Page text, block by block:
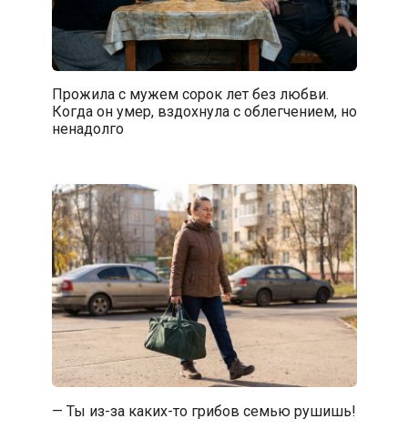
Прожила с мужем сорок лет без любви.
Когда он умер, вздохнула с облегчением, но
ненадолго
— Ты из-за каких-то грибов семью рушишь!